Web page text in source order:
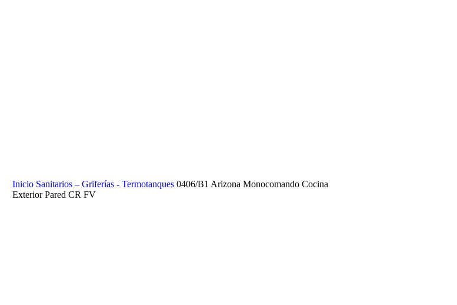
Inicio Sanitarios – Griferías - Termotanques 0406/B1 Arizona Monocomando Cocina
Exterior Pared CR FV